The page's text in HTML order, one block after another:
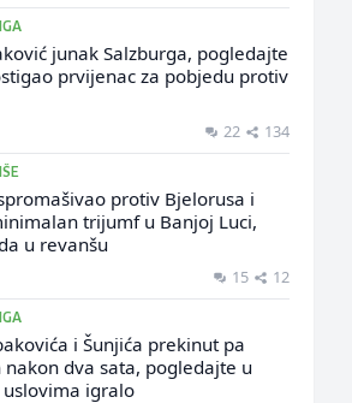
junak Salzburga, pogledajte
prvijenac za pobjedu protiv
22 134
protiv Bjelorusa i
trijumf u Banjoj Luci,
u revanšu
15 12
i Šunjića prekinut pa
nakon dva sata, pogledajte u
igralo